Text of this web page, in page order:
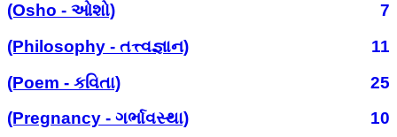
(Osho - ઓશો)
7
(Philosophy - તત્ત્વજ્ઞાન)
11
(Poem - કવિતા)
25
(Pregnancy - ગર્ભાવસ્થા)
10